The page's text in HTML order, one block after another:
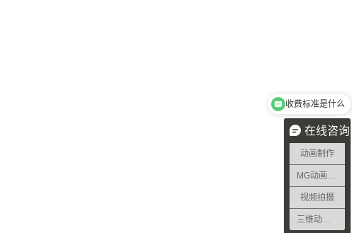
在线咨询
动画制作
视频拍摄
收费标准是什么